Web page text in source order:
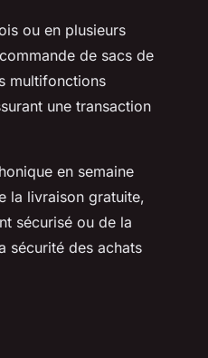
ou en plusieurs
de sacs de
multifonctions
une transaction
en semaine
la livraison gratuite,
sécurisé ou de la
sécurité des achats